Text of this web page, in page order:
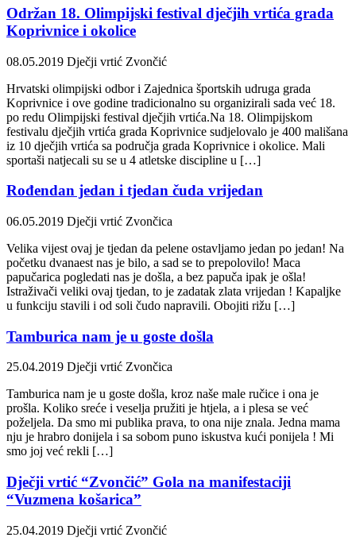
Održan 18. Olimpijski festival dječjih vrtića grada
Koprivnice i okolice
08.05.2019 Dječji vrtić Zvončić
Hrvatski olimpijski odbor i Zajednica športskih udruga grada
Koprivnice i ove godine tradicionalno su organizirali sada već 18.
po redu Olimpijski festival dječjih vrtića.Na 18. Olimpijskom
festivalu dječjih vrtića grada Koprivnice sudjelovalo je 400 mališana
iz 10 dječjih vrtića sa područja grada Koprivnice i okolice. Mali
sportaši natjecali su se u 4 atletske discipline u […]
Rođendan jedan i tjedan čuda vrijedan
06.05.2019 Dječji vrtić Zvončica
Velika vijest ovaj je tjedan da pelene ostavljamo jedan po jedan! Na
početku dvanaest nas je bilo, a sad se to prepolovilo! Maca
papučarica pogledati nas je došla, a bez papuča ipak je ošla!
Istraživači veliki ovaj tjedan, to je zadatak zlata vrijedan ! Kapaljke
u funkciju stavili i od soli čudo napravili. Obojiti rižu […]
Tamburica nam je u goste došla
25.04.2019 Dječji vrtić Zvončica
Tamburica nam je u goste došla, kroz naše male ručice i ona je
prošla. Koliko sreće i veselja pružiti je htjela, a i plesa se već
poželjela. Da smo mi publika prava, to ona nije znala. Jedna mama
nju je hrabro donijela i sa sobom puno iskustva kući ponijela ! Mi
smo joj već rekli […]
Dječji vrtić “Zvončić” Gola na manifestaciji
“Vuzmena košarica”
25.04.2019 Dječji vrtić Zvončić